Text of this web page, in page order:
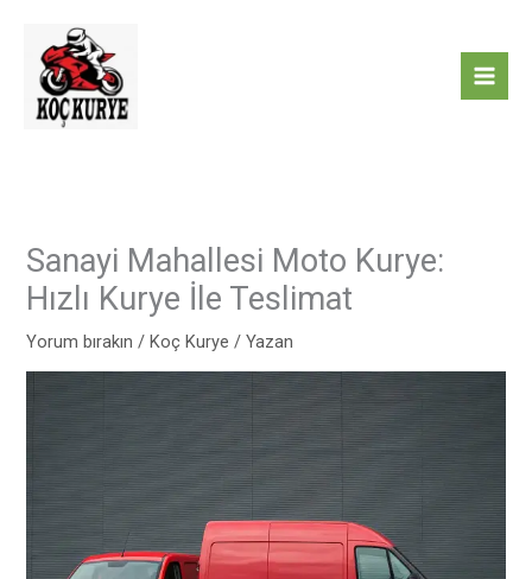
Sanayi Mahallesi Moto Kurye:
Hızlı Kurye İle Teslimat
Yorum bırakın /Koç Kurye / Yazan